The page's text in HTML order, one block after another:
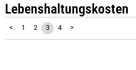
Lebenshaltungskosten
< 1 2 3 4 >